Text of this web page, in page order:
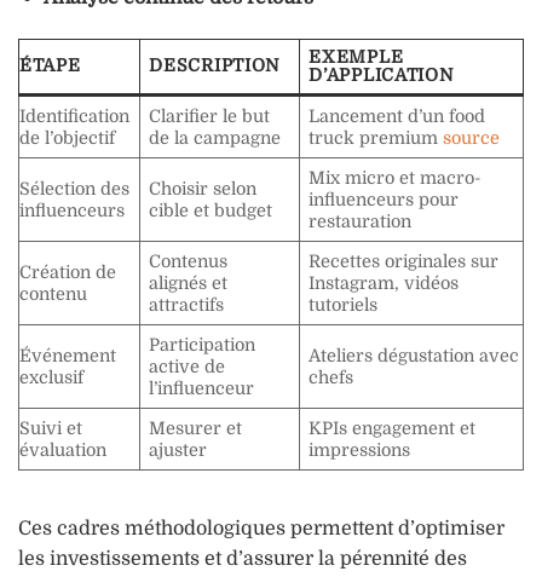
ÉTAPE DESCRIPTION
EXEMPLE
D’APPLICATION
Identification
de l’objectif
Clarifier le but
de la campagne
Lancement d’un food
truck premiumsource
Sélection des
influenceurs
Choisir selon
cible et budget
Mix micro et macro-
influenceurs pour
restauration
Création de
contenu
Contenus
alignés et
attractifs
Recettes originales sur
Instagram, vidéos
tutoriels
Événement
exclusif
Participation
active de
l’influenceur
Ateliers dégustation avec
chefs
Suivi et
évaluation
Mesurer et
ajuster
KPIs engagement et
impressions
Ces cadres méthodologiques permettent d’optimiser
les investissements et d’assurer la pérennité des